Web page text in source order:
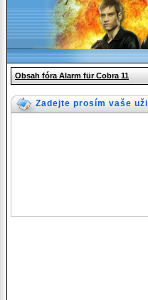
Obsah fóra Alarm für Cobra 11
Zadejte prosím vaše